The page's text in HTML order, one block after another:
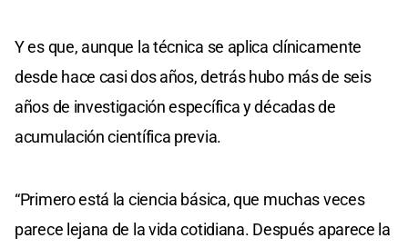
Y es que, aunque la técnica se aplica clínicamente
desde hace casi dos años, detrás hubo más de seis
años de investigación específica y décadas de
acumulación científica previa.
“Primero está la ciencia básica, que muchas veces
parece lejana de la vida cotidiana. Después aparece la